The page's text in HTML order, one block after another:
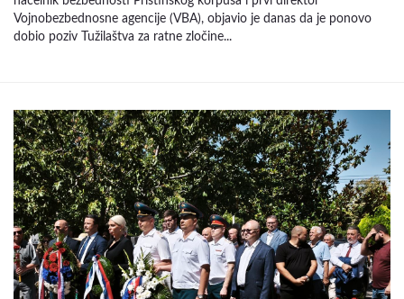
Vojnobezbednosne agencije (VBA), objavio je danas da je ponovo
dobio poziv Tužilaštva za ratne zločine...